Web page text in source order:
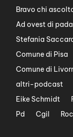
Bravo chi
Ad ovest di
Stefania
Comune di Pisa
Comune di
altri-podcast
Eike Schmidt
Pd
Cgil